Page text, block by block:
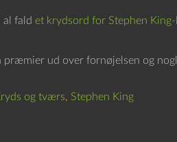
al fald et krydsord for Stephen
præmier ud over fornøjelsen og
og tværs, Stephen King